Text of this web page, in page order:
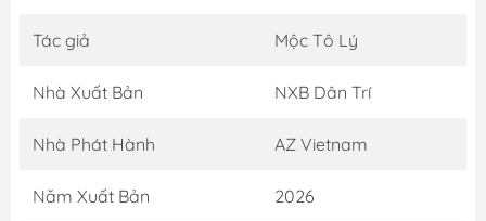
Tác giả Mộc Tô Lý
Nhà Xuất Bản NXB Dân Trí
Nhà Phát Hành AZ Vietnam
Năm Xuất Bản 2026